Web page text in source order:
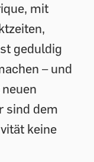
mit
geduldig
– und
sind dem
keine